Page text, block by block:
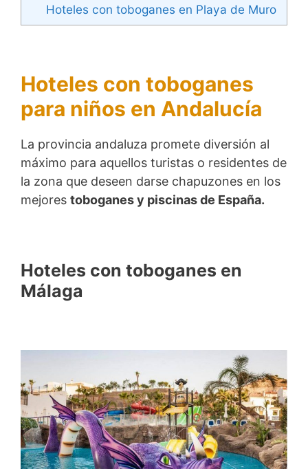
Hoteles con toboganes en Playa de Muro
Hoteles con toboganes
para niños en Andalucía
La provincia andaluza promete diversión al
máximo para aquellos turistas o residentes de
la zona que deseen darse chapuzones en los
mejores toboganes y piscinas de España.
Hoteles con toboganes en
Málaga